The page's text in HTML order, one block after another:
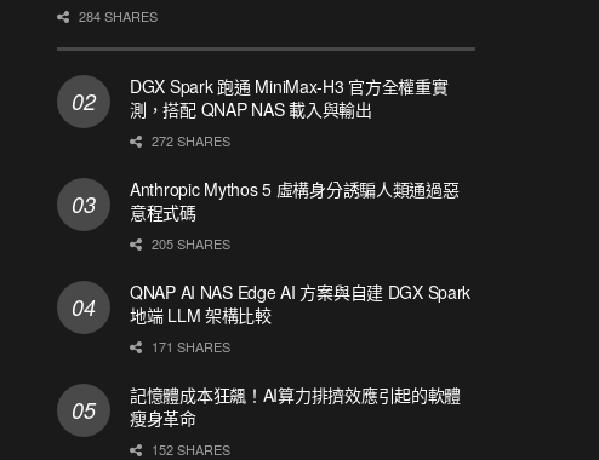
284 SHARES
DGX Spark 跑通 MiniMax-H3 官方全權重實
測，搭配 QNAP NAS 載入與輸出
272 SHARES
Anthropic Mythos 5 虛構身分誘騙人類通過惡
意程式碼
205 SHARES
QNAP AI NAS Edge AI 方案與自建 DGX Spark
地端 LLM 架構比較
171 SHARES
記憶體成本狂飆！AI算力排擠效應引起的軟體
瘦身革命
152 SHARES